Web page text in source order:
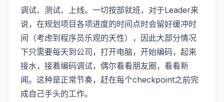
调试、测试、上线。一切按部就班，对于Leader来
说，在规划项目各项进度的时间点时会留好缓冲时
间（考虑到程序员乐观的天性），因此大部分情况
下只需要每天到公司，打开电脑，开始编码，起来
接水，接着编码调试，偶尔看看朋友圈，看看新
闻。这种是正常节奏，赶在每个checkpoint之前完
成自己手头的工作。